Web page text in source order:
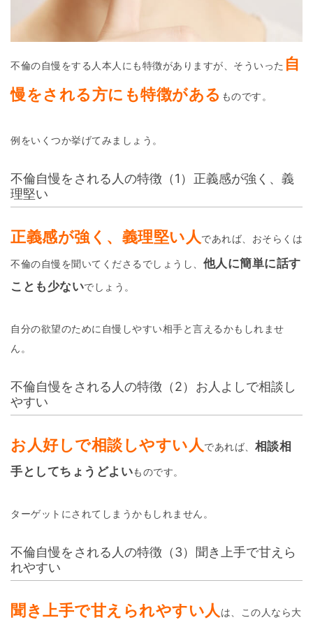
不倫の自慢をする人本人にも特徴がありますが、そういった 自
慢をされる方にも特徴がある ものです。
例をいくつか挙げてみましょう。
不倫自慢をされる人の特徴（1）正義感が強く、義
理堅い
正義感が強く、義理堅い人 であれば、おそらくは
不倫の自慢を聞いてくださるでしょうし、 他人に簡単に話す
ことも少ないでしょう。
自分の欲望のために自慢しやすい相手と言えるかもしれませ
ん。
不倫自慢をされる人の特徴（2）お人よしで相談し
やすい
お人好しで相談しやすい人 であれば、 相談相
手としてちょうどよいものです。
ターゲットにされてしまうかもしれません。
不倫自慢をされる人の特徴（3）聞き上手で甘えら
れやすい
聞き上手で甘えられやすい人 は、この人なら大